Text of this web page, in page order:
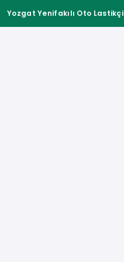
Yozgat Yenifakılı Oto Lastikçi